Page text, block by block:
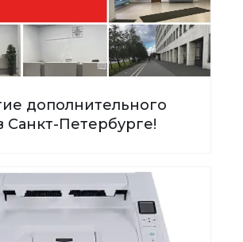
дополнительного
Санкт-Петербурге!